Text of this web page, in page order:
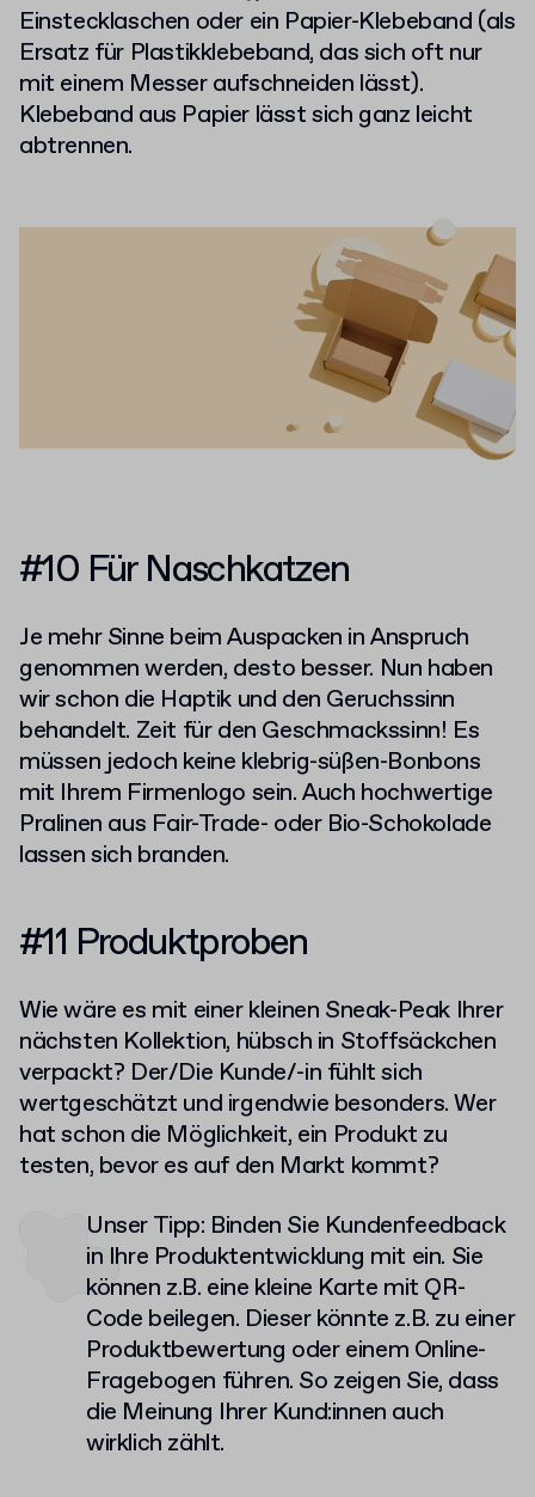
Einstecklaschen oder ein Papier-Klebeband (als
Ersatz für Plastikklebeband, das sich oft nur
mit einem Messer aufschneiden lässt).
Klebeband aus Papier lässt sich ganz leicht
abtrennen.
#10 Für Naschkatzen
Je mehr Sinne beim Auspacken in Anspruch
genommen werden, desto besser. Nun haben
wir schon die Haptik und den Geruchssinn
behandelt. Zeit für den Geschmackssinn! Es
müssen jedoch keine klebrig-süßen-Bonbons
mit Ihrem Firmenlogo sein. Auch hochwertige
Pralinen aus Fair-Trade- oder Bio-Schokolade
lassen sich branden.
#11 Produktproben
Wie wäre es mit einer kleinen Sneak-Peak Ihrer
nächsten Kollektion, hübsch in Stoffsäckchen
verpackt? Der/Die Kunde/-in fühlt sich
wertgeschätzt und irgendwie besonders. Wer
hat schon die Möglichkeit, ein Produkt zu
testen, bevor es auf den Markt kommt?
Unser Tipp: Binden Sie Kundenfeedback
in Ihre Produktentwicklung mit ein. Sie
können z.B. eine kleine Karte mit QR-
Code beilegen. Dieser könnte z.B. zu einer
Produktbewertung oder einem Online-
Fragebogen führen. So zeigen Sie, dass
die Meinung Ihrer Kund:innen auch
wirklich zählt.